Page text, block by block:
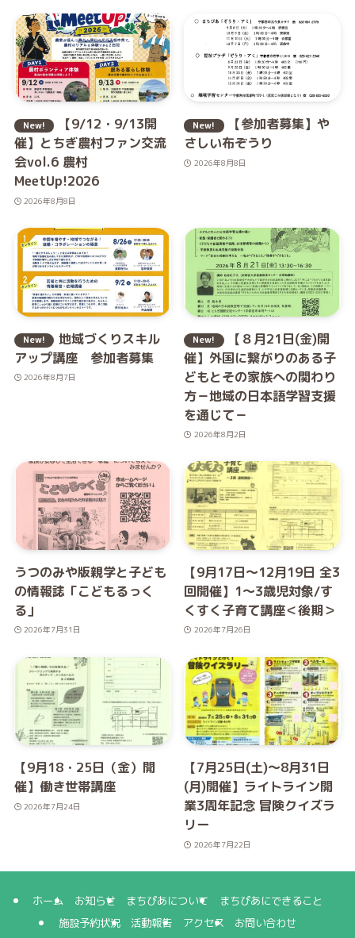
【9/12・9/13開
催】とちぎ農村ファン交流
会vol.6 農村
MeetUp!2026
2026年8月8日
【参加者募集】や
さしい布ぞうり
2026年8月8日
地域づくりスキル
アップ講座 参加者募集
2026年8月7日
【８月21日(金)開
催】外国に繋がりのある子
どもとその家族への関わり
方－地域の日本語学習支援
を通じて－
2026年8月2日
うつのみや版親学と子ども
の情報誌「こどもるっく
る」
2026年7月31日
【9月17日～12月19日 全3
回開催】1～3歳児対象/す
くすく子育て講座＜後期＞
2026年7月26日
【9月18・25日（金）開
催】働き世帯講座
2026年7月24日
【7月25日(土)～8月31日
(月)開催】ライトライン開
業3周年記念 冒険クイズラ
リー
2026年7月22日
ホーム お知らせ まちぴあについて
まちぴあにできること
施設予約状況
活動報告 アクセス
お問い合わせ